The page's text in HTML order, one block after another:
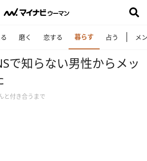
磨く 恋する 暮らす 占う メ
で知らない男性からメッ
と付き合うまで